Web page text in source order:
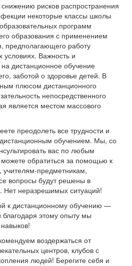
рисков распространения
некоторые классы школы
программ
образования с применением
предполагающего работу
Важность и
дистанционное обучение
заботой о здоровье детей. В
плюсом дистанционного
непосредственного
является местом массового
преодолеть все трудности и
обучением. Мы, со
вас по любым
обратиться за помощью к
учителям-предметникам,
вопросы будут решены в
Нет неразрешимых ситуаций!
к дистанционному обучению —
благодаря этому опыту мы
воздержаться от
центров, клубов с
людей! Берегите себя и